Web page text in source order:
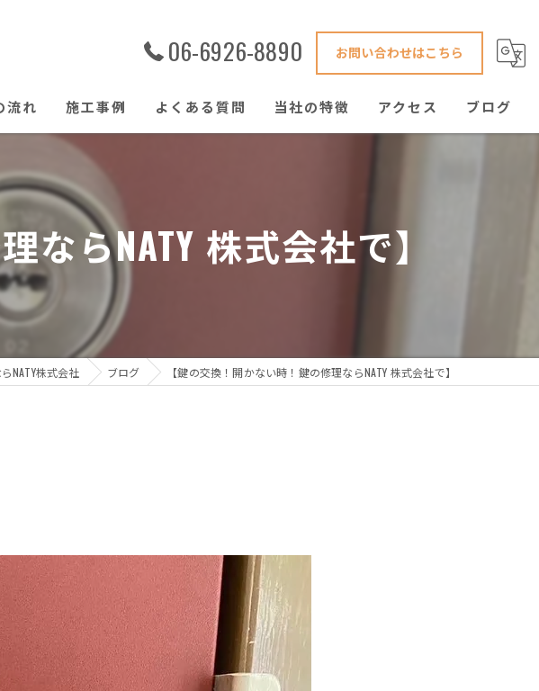
06-6926-8890 お問い合わせはこちら
流れ 施工事例 よくある質問 当社の特徴
ハウスクリーニング
アクセス ブログ
ならNATY 株式会社で】
NATY株式会社 ブログ 【鍵の交換！開かない時！鍵の修理ならNATY 株式会社で】